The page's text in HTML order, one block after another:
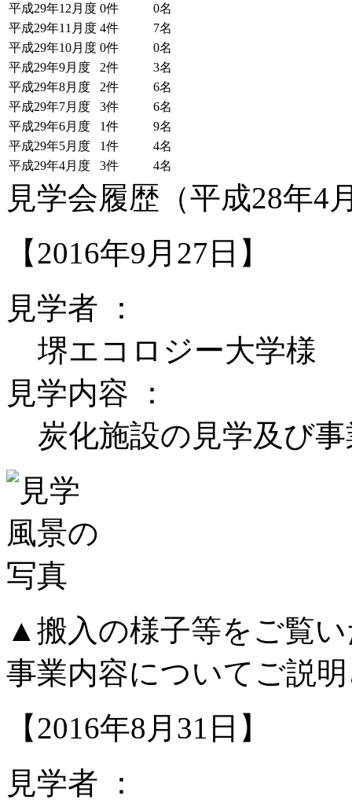
平成29年12月度 0件
0名
平成29年11月度 4件
7名
平成29年10月度 0件
0名
平成29年9月度
2件
3名
平成29年8月度
2件
6名
平成29年7月度
3件
6名
平成29年6月度
1件
9名
平成29年5月度
1件
4名
平成29年4月度
3件 4名
見学会履歴（平成28年4
【2016年9月27日】
見学者 ：
堺エコロジー大学様
見学内容 ：
炭化施設の見学及び
▲搬入の様子等をご覧
事業内容についてご説
【2016年8月31日】
見学者 ：